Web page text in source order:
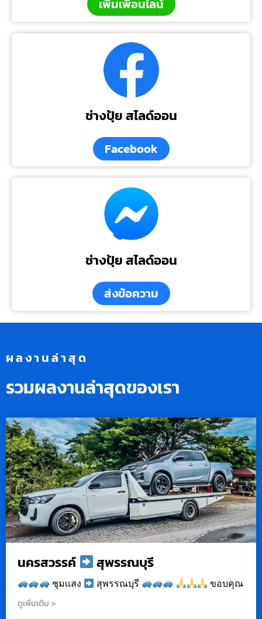
เพิ่มเพื่อนไลน์
ช่างปุ้ย สไลด์ออน
Facebook
ช่างปุ้ย สไลด์ออน
ส่งข้อความ
ผลงานล่าสุด
รวมผลงานล่าสุดของเรา
นครสวรรค์ สุพรรณบุรี
ชุมเเสง สุพรรณบุรี ขอบคุณ
ดูเพิ่มเติม »